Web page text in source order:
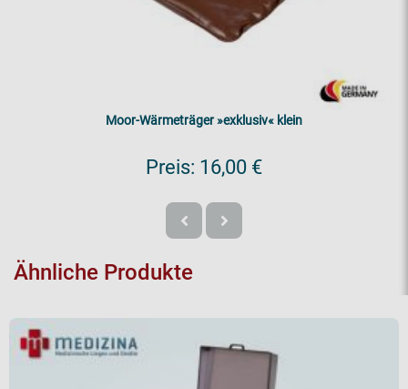
Moor-Wärmeträger »exklusiv« klein
Preis: 16,00 €
Ähnliche Produkte